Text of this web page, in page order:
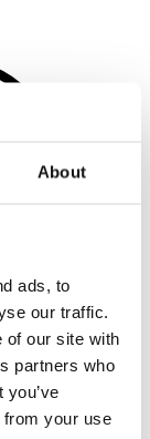
About
ads, to
our traffic.
of our site with
partners who
from your use